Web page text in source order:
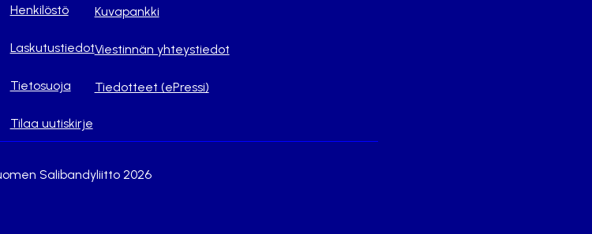
Henkilöstö
Laskutustiedot
Tietosuoja
Tilaa uutiskirje
Kuvapankki
Viestinnän yhteystiedot
Tiedotteet (ePressi)
Salibandyliitto 2026